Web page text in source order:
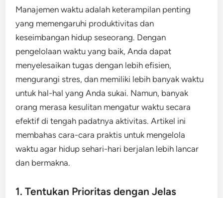
Manajemen waktu adalah keterampilan penting
yang memengaruhi produktivitas dan
keseimbangan hidup seseorang. Dengan
pengelolaan waktu yang baik, Anda dapat
menyelesaikan tugas dengan lebih efisien,
mengurangi stres, dan memiliki lebih banyak waktu
untuk hal-hal yang Anda sukai. Namun, banyak
orang merasa kesulitan mengatur waktu secara
efektif di tengah padatnya aktivitas. Artikel ini
membahas cara-cara praktis untuk mengelola
waktu agar hidup sehari-hari berjalan lebih lancar
dan bermakna.
1. Tentukan Prioritas dengan Jelas